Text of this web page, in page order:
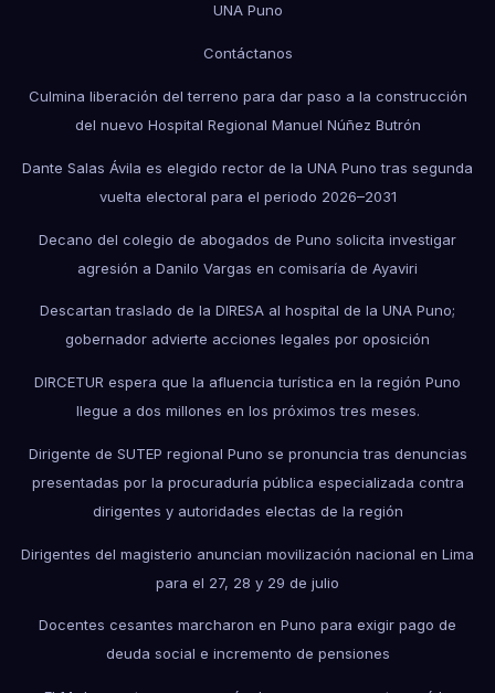
UNA Puno
Contáctanos
Culmina liberación del terreno para dar paso a la construcción
del nuevo Hospital Regional Manuel Núñez Butrón
Dante Salas Ávila es elegido rector de la UNA Puno tras segunda
vuelta electoral para el periodo 2026–2031
Decano del colegio de abogados de Puno solicita investigar
agresión a Danilo Vargas en comisaría de Ayaviri
Descartan traslado de la DIRESA al hospital de la UNA Puno;
gobernador advierte acciones legales por oposición
DIRCETUR espera que la afluencia turística en la región Puno
llegue a dos millones en los próximos tres meses.
Dirigente de SUTEP regional Puno se pronuncia tras denuncias
presentadas por la procuraduría pública especializada contra
dirigentes y autoridades electas de la región
Dirigentes del magisterio anuncian movilización nacional en Lima
para el 27, 28 y 29 de julio
Docentes cesantes marcharon en Puno para exigir pago de
deuda social e incremento de pensiones